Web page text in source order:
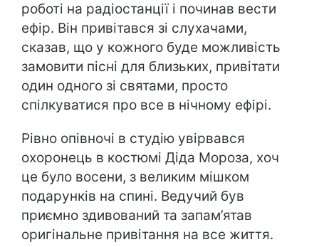
роботі на радіостанції і починав вести
ефір. Він привітався зі слухачами,
сказав, що у кожного буде можливість
замовити пісні для близьких, привітати
один одного зі святами, просто
спілкуватися про все в нічному ефірі.
Рівно опівночі в студію увірвався
охоронець в костюмі Діда Мороза, хоч
це було восени, з великим мішком
подарунків на спині. Ведучий був
приємно здивований та запам’ятав
оригінальне привітання на все життя.